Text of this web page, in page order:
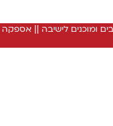
ומוכנים לישיבה || אספקה